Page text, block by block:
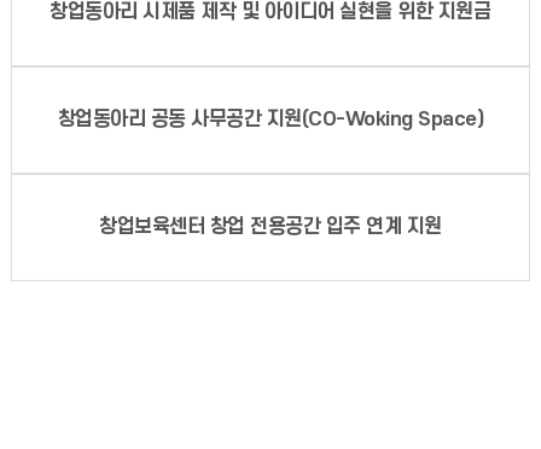
창업동아리 시제품 제작 및 아이디어 실현을 위한 지원금
창업동아리 공동 사무공간 지원(CO-Woking Space)
창업보육센터 창업 전용공간 입주 연계 지원